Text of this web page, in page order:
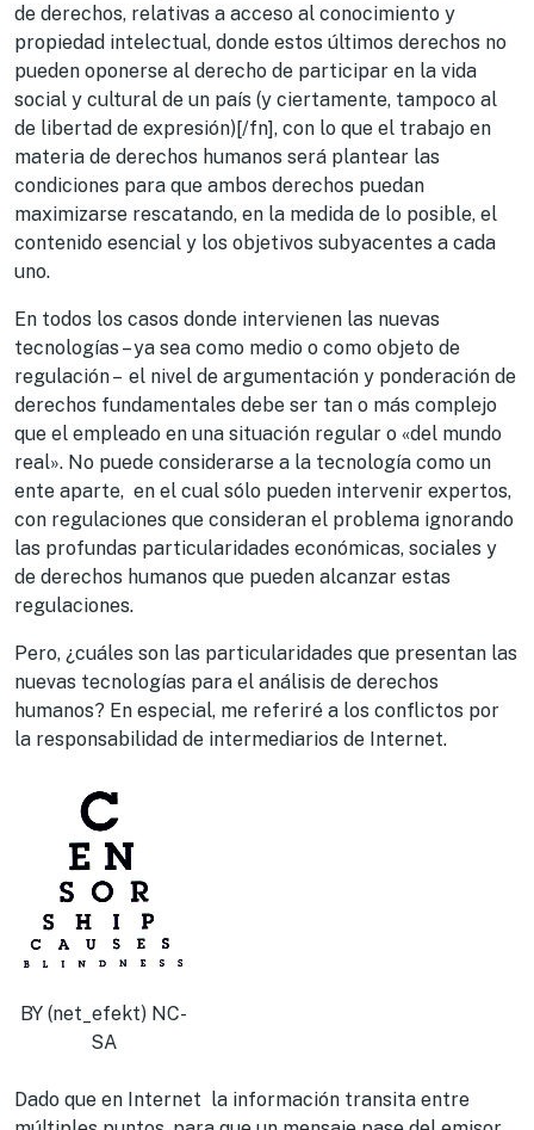
de derechos, relativas a acceso al conocimiento y
propiedad intelectual, donde estos últimos derechos no
pueden oponerse al derecho de participar en la vida
social y cultural de un país (y ciertamente, tampoco al
de libertad de expresión)[/fn], con lo que el trabajo en
materia de derechos humanos será plantear las
condiciones para que ambos derechos puedan
maximizarse rescatando, en la medida de lo posible, el
contenido esencial y los objetivos subyacentes a cada
uno.
En todos los casos donde intervienen las nuevas
tecnologías – ya sea como medio o como objeto de
regulación – el nivel de argumentación y ponderación de
derechos fundamentales debe ser tan o más complejo
que el empleado en una situación regular o «del mundo
real». No puede considerarse a la tecnología como un
ente aparte, en el cual sólo pueden intervenir expertos,
con regulaciones que consideran el problema ignorando
las profundas particularidades económicas, sociales y
de derechos humanos que pueden alcanzar estas
regulaciones.
Pero, ¿cuáles son las particularidades que presentan las
nuevas tecnologías para el análisis de derechos
humanos? En especial, me referiré a los conflictos por
la responsabilidad de intermediarios de Internet.
BY (net_efekt) NC-
SA
Dado que en Internet la información transita entre